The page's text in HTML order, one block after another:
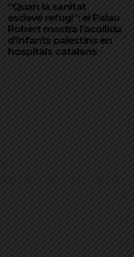
“Quan la sanitat
esdevé refugi”: el Palau
Robert mostra l’acollida
d’infants palestins en
hospitals catalans